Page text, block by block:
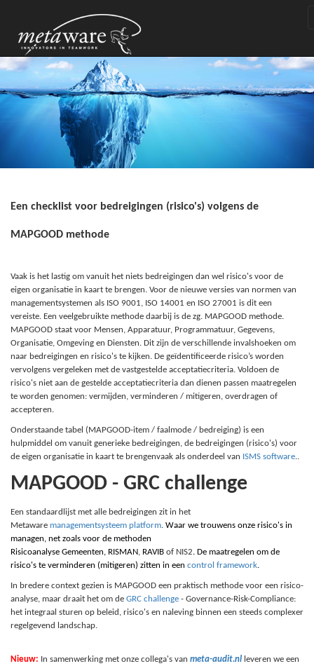
Een checklist voor bedreigingen (risico's) volgens de
MAPGOOD methode
Vaak is het lastig om vanuit het niets bedreigingen dan wel risico's voor de
eigen organisatie in kaart te brengen. Voor de nieuwe versies van normen van
managementsystemen als ISO 9001, ISO 14001 en ISO 27001 is dit een
vereiste. Een veelgebruikte methode daarbij is de zg. MAPGOOD methode.
MAPGOOD staat voor Mensen, Apparatuur, Programmatuur, Gegevens,
Organisatie, Omgeving en Diensten. Dit zijn de verschillende invalshoeken om
naar bedreigingen en risico's te kijken. De geïdentificeerde risico’s worden
vervolgens vergeleken met de vastgestelde acceptatiecriteria. Voldoen de
risico's niet aan de gestelde acceptatiecriteria dan dienen passen maatregelen
te worden genomen: vermijden, verminderen / mitigeren, overdragen of
accepteren.
Onderstaande tabel (MAPGOOD-item / faalmode / bedreiging) is een
hulpmiddel om vanuit generieke bedreigingen, de bedreigingen (risico's) voor
de eigen organisatie in kaart te brengenvaak als onderdeel van ISMS software
MAPGOOD - GRC challenge
Een standaardlijst met alle bedreigingen zit in het
Metaware managementsysteem platform Waar we trouwens onze risico's in
managen, net zoals voor de methoden
Risicoanalyse Gemeenten
RISMAN RAVIB of NIS2. De maatregelen om de
risico's te verminderen (mitigeren) zitten in een control framework.
In bredere context gezien is MAPGOOD een praktisch methode voor een risico-
analyse, maar draait het om de GRC challenge - Governance-Risk-Compliance:
het integraal sturen op beleid, risico's en naleving binnen een steeds complexer
regelgevend landschap.
Nieuw: In samenwerking met onze collega's van meta-audit.nl leveren we een